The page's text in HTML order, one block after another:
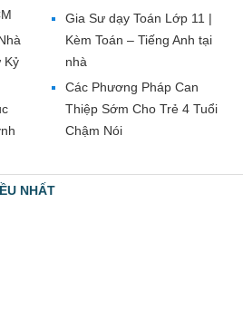
Kỷ
Gia Sư dạy Toán Lớp 11 |
Kèm Toán – Tiếng Anh tại
nhà
Các Phương Pháp Can
Thiệp Sớm Cho Trẻ 4 Tuổi
Chậm Nói
NHẤT